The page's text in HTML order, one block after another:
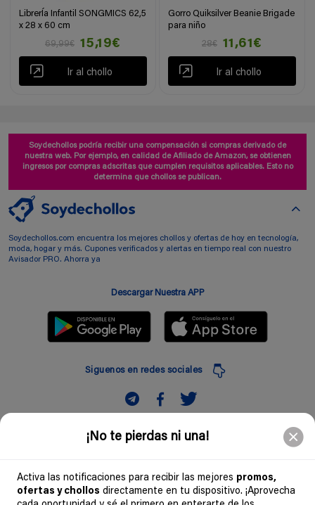
¡No te pierdas ni una!
Activa las notificaciones para recibir las mejores promos,
ofertas y chollos directamente en tu dispositivo. ¡Aprovecha
LibrerÍa Infantil SONGMICS 62,5
x 28 x 60 cm
69,99€
15,19€
Ir al chollo
Gorro Quiksilver Beanie Brigade
para niño
28€
11,61€
Ir al chollo
Soydechollos podría recibir una compensación si compras derivado de
nuestra web. Por ejemplo, en calidad de Afiliado de Amazon, se obtienen
ingresos por compras adscritas que cumplen requisitos aplicables. Esto no
determina que chollos se publican.
Soydechollos.com encuentra los mejores chollos y ofertas de hoy en tecnología,
moda, hogar y más. Cupones verificados y alertas en tiempo real con nuestro
Avisador PRO. Ahorra ya
Descargar Nuestra APP
Siguenos en redes sociales
Suscribir
Comunidad